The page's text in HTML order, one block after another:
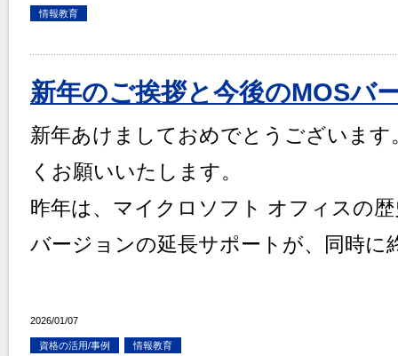
情報教育
新年のご挨拶と今後のMOSバ
新年あけましておめでとうございま
くお願いいたします。
昨年は、マイクロソフト オフィスの
バージョンの延長サポートが、同時
2026/01/07
資格の活用/事例 情報教育